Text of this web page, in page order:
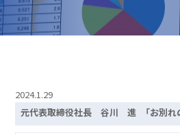
2024.1.29
元代表取締役社長 谷川 進 「お別れの